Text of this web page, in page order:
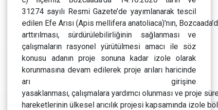
31274 sayılı Resmi Gazete’de yayımlanarak tescil
edilen Efe Arısı (Apis mellifera anatoliaca)'nın,
arttırılması, sürdürülebilirliğinin sağlanması ve
çalışmaların rasyonel yürütülmesi amacı ile söz
konusu adanın proje sonuna kadar izole olarak
korunmasına devam edilerek proje arıları haricinde
arı girişine
yasaklanması, çalışmalara yardımcı olunması ve proje
hareketlerinin ülkesel arıcılık projesi kapsamında izole